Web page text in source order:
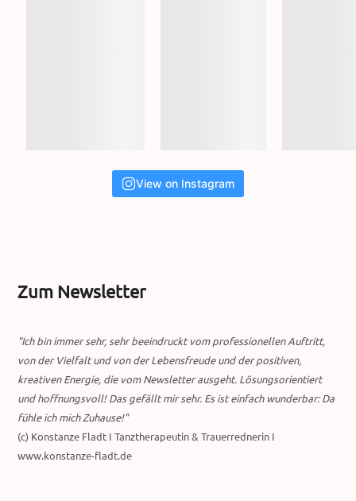
View on Instagram
Zum Newsletter
"Ich bin immer sehr, sehr beeindruckt vom professionellen Auftritt,
von der Vielfalt und von der Lebensfreude und der positiven,
kreativen Energie, die vom Newsletter ausgeht. Lösungsorientiert
und hoffnungsvoll! Das gefällt mir sehr. Es ist einfach wunderbar: Da
fühle ich mich Zuhause!"
(c) Konstanze Fladt I Tanztherapeutin & Trauerrednerin I
www.konstanze-fladt.de